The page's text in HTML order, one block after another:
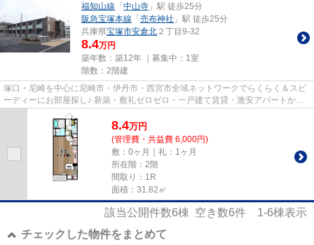
福知山線 「 中山寺 」駅 徒歩25分
阪急宝塚本線 「 売布神社 」駅 徒歩25分
兵庫県宝塚市安倉北 ２丁目9-32
8.4万円
築年数：築12年 ｜募集中： 1室
階数：2階建
塚口・尼崎を中心に尼崎市・伊丹市・西宮市全域ネットワークでらくらく＆スピ
ーディーにお部屋探し♪ 新築・敷礼ゼロゼロ・一戸建て賃貸・激安アパートから
分譲賃貸マンション、保証人...
8.4万円
(管理費・共益費 6,000円)
敷：0ヶ月｜礼：1ヶ月
所在階：2階
間取り：1R
面積：31.82㎡
該当公開件数6棟 空き数6件 1-6棟表示
チェックした物件をまとめて